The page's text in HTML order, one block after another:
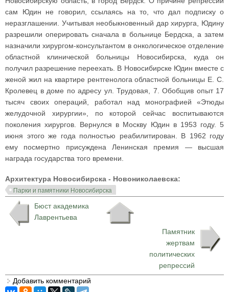
сам Юдин не говорил, ссылаясь на то, что дал подписку о
неразглашении. Учитывая необыкновенный дар хирурга, Юдину
разрешили оперировать сначала в больнице Бердска, а затем
назначили хирургом-консультантом в онкологическое отделение
областной клинической больницы Новосибирска, куда он
получил разрешение переехать. В Новосибирске Юдин вместе с
женой жил на квартире рентгенолога областной больницы Е. С.
Кролевец в доме по адресу ул. Трудовая, 7. Обобщив опыт 17
тысяч своих операций, работал над монографией «Этюды
желудочной хирургии», по которой сейчас воспитываются
поколения хирургов. Вернулся в Москву Юдин в 1953 году. 5
июня этого же года полностью реабилитирован. В 1962 году
ему посмертно присуждена Ленинская премия — высшая
награда государства того времени.
Архитектура Новосибирска - Новониколаевска:
Парки и памятники Новосибирска
Бюст академика
Лаврентьева
Памятник
жертвам
политических
репрессий
Добавить комментарий